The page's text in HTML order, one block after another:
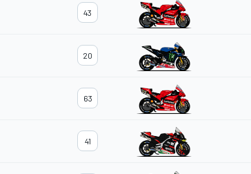
43
20
63
41